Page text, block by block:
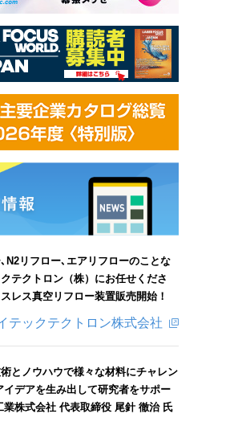
N2リフロー､エアリフローのことな
テクトロン（株）にお任せくださ
レス真空リフロー装置販売開始！
テックテクトロン株式会社
とノウハウで様々な材料にチャレン
イデアを生み出して研究者をサポー
業株式会社 代表取締役 尾針 徹治 氏